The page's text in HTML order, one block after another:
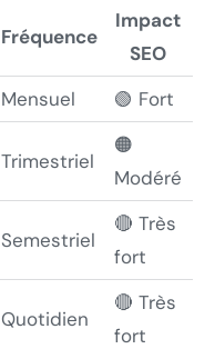
Fréquence
Impact
SEO
Mensuel
🟢 Fort
Trimestriel
🟠
Modéré
Semestriel
🔴 Très
fort
Quotidien
🔴 Très
fort